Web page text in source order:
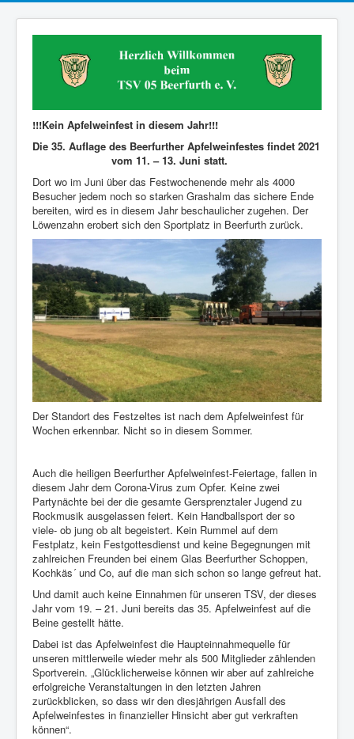
!!!Kein Apfelweinfest in diesem Jahr!!!
Die 35. Auflage des Beerfurther Apfelweinfestes findet 2021
vom 11. – 13. Juni statt.
Dort wo im Juni über das Festwochenende mehr als 4000
Besucher jedem noch so starken Grashalm das sichere Ende
bereiten, wird es in diesem Jahr beschaulicher zugehen. Der
Löwenzahn erobert sich den Sportplatz in Beerfurth zurück.
Der Standort des Festzeltes ist nach dem Apfelweinfest für
Wochen erkennbar. Nicht so in diesem Sommer.
Auch die heiligen Beerfurther Apfelweinfest-Feiertage, fallen in
diesem Jahr dem Corona-Virus zum Opfer. Keine zwei
Partynächte bei der die gesamte Gersprenztaler Jugend zu
Rockmusik ausgelassen feiert. Kein Handballsport der so
viele- ob jung ob alt begeistert. Kein Rummel auf dem
Festplatz, kein Festgottesdienst und keine Begegnungen mit
zahlreichen Freunden bei einem Glas Beerfurther Schoppen,
Kochkäs´ und Co, auf die man sich schon so lange gefreut hat.
Und damit auch keine Einnahmen für unseren TSV, der dieses
Jahr vom 19. – 21. Juni bereits das 35. Apfelweinfest auf die
Beine gestellt hätte.
Dabei ist das Apfelweinfest die Haupteinnahmequelle für
unseren mittlerweile wieder mehr als 500 Mitglieder zählenden
Sportverein. „Glücklicherweise können wir aber auf zahlreiche
erfolgreiche Veranstaltungen in den letzten Jahren
zurückblicken, so dass wir den diesjährigen Ausfall des
Apfelweinfestes in finanzieller Hinsicht aber gut verkraften
können“.